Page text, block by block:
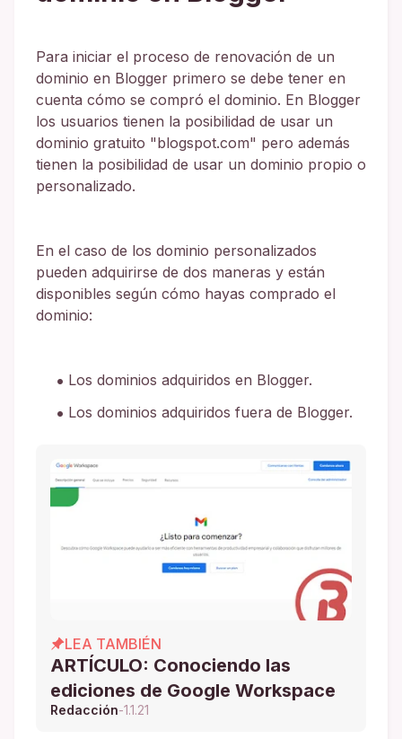
Para iniciar el proceso de renovación de un
dominio en Blogger primero se debe tener en
cuenta cómo se compró el dominio. En Blogger
los usuarios tienen la posibilidad de usar un
dominio gratuito "blogspot.com" pero además
tienen la posibilidad de usar un dominio propio o
personalizado.
En el caso de los dominio personalizados
pueden adquirirse de dos maneras y están
disponibles según cómo hayas comprado el
dominio:
Los dominios adquiridos en Blogger.
Los dominios adquiridos fuera de Blogger.
LEA TAMBIÉN
ARTÍCULO: Conociendo las
ediciones de Google Workspace
Redacción-1.1.21